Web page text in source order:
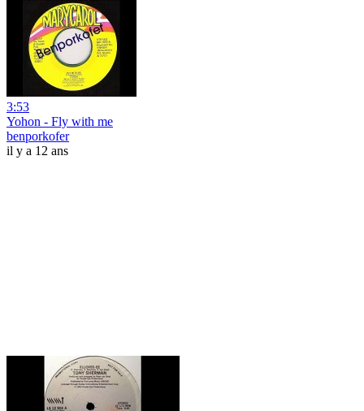
3:53
Yohon - Fly with me
benporkofer
il y a 12 ans